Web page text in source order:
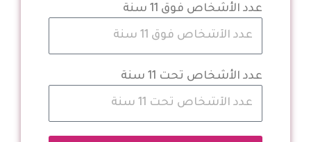
عدد الأشخاص فوق 11 سنة
عدد الأشخاص تحت 11 سنة